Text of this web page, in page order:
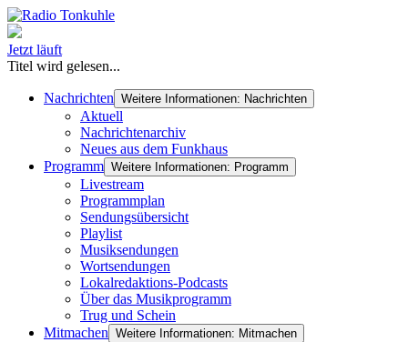
Jetzt läuft
Titel wird gelesen...
Nachrichten Weitere Informationen: Nachrichten
Aktuell
Nachrichtenarchiv
Neues aus dem Funkhaus
Programm Weitere Informationen: Programm
Livestream
Programmplan
Sendungsübersicht
Playlist
Musiksendungen
Wortsendungen
Lokalredaktions-Podcasts
Über das Musikprogramm
Trug und Schein
Mitmachen Weitere Informationen: Mitmachen